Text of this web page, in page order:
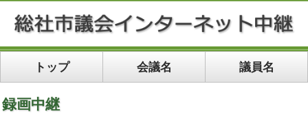
トップ 会議名 議員名
録画中継